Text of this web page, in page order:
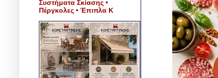
Συστήματα Σκίασης •
Πέργκολες • Έπιπλα Κ